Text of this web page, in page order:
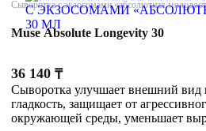
Сыворотка с экзосомами «абсолютная
Muse Absolute Longevity 30
36 140 ₸
Сыворотка улучшает внешний вид
гладкость, защищает от
окружающей среды, уменьшает